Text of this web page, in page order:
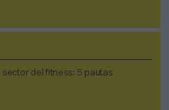
sector del fitness: 5 pautas